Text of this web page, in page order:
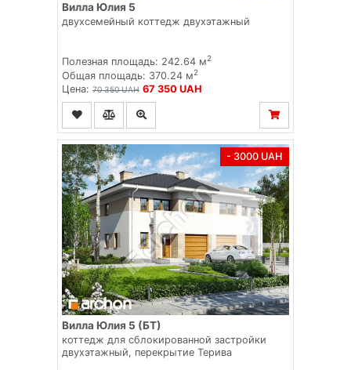
Вилла Юлия 5
двухсемейный коттедж двухэтажный
Полезная площадь: 242.64 м2
Общая площадь: 370.24 м2
Цена: 70 350 UAH 67 350 UAH
- 3000 UAH
Вилла Юлия 5 (БТ)
коттедж для сблокированной застройки
двухэтажный, перекрытие Терива